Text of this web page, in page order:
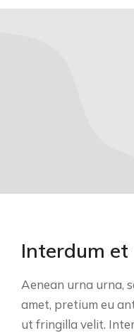
Interdum
Aenean urna urna,
amet, pretium eu
ut fringilla velit.